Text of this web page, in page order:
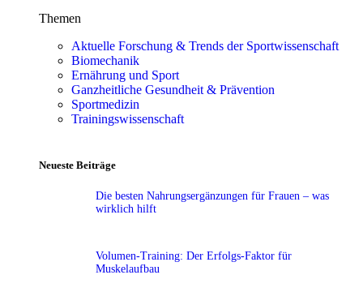
Themen
Aktuelle Forschung & Trends der Sportwissenschaft
Biomechanik
Ernährung und Sport
Ganzheitliche Gesundheit & Prävention
Sportmedizin
Trainingswissenschaft
Neueste Beiträge
Die besten Nahrungsergänzungen für Frauen – was
wirklich hilft
Volumen-Training: Der Erfolgs-Faktor für
Muskelaufbau